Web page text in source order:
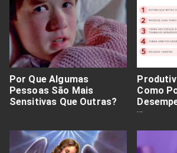
Por Que Algumas
Pessoas São Mais
Sensitivas Que Outras?
Como